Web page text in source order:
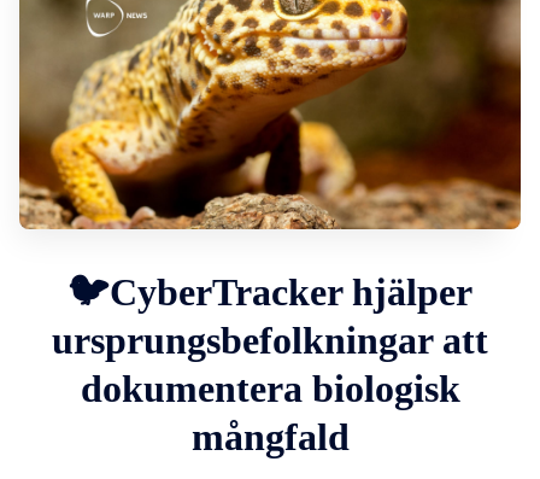
🐦CyberTracker hjälper
ursprungsbefolkningar att
dokumentera biologisk
mångfald